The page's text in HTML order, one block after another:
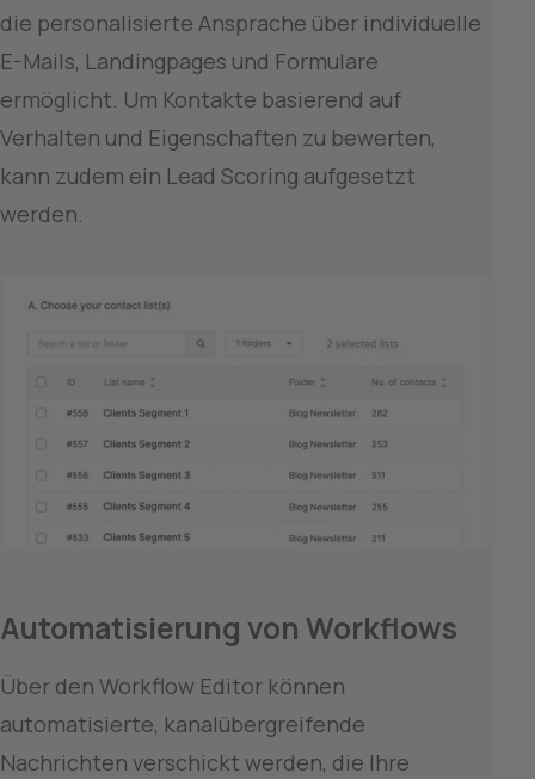
die personalisierte Ansprache über individuelle
E-Mails, Landingpages und Formulare
ermöglicht. Um Kontakte basierend auf
Verhalten und Eigenschaften zu bewerten,
kann zudem ein Lead Scoring aufgesetzt
werden.
Automatisierung von Workflows
Über den Workflow Editor können
automatisierte, kanalübergreifende
Nachrichten verschickt werden, die Ihre